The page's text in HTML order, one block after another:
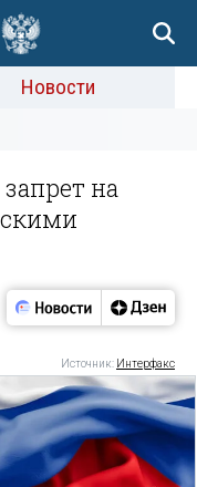
Новости
на
Источник: Интерфакс